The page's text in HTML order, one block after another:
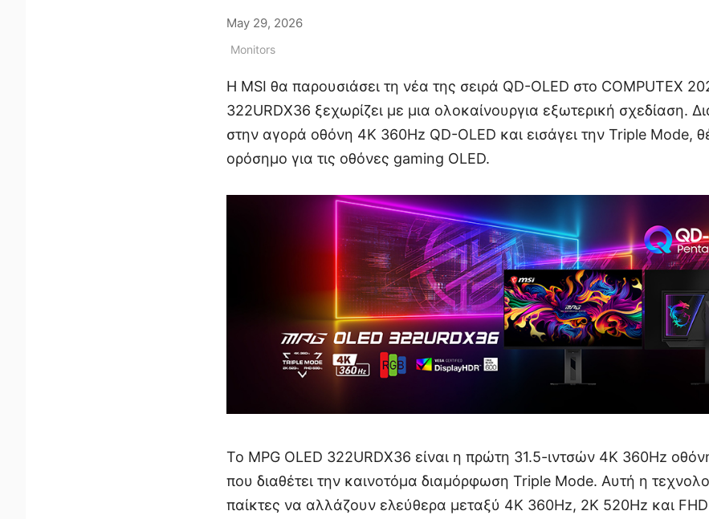
May 29, 2026
Monitors
Η MSI θα παρουσιάσει τη νέα της σειρά QD-OLED στο COMPUTEX
322URDX36 ξεχωρίζει με μια ολοκαίνουργια εξωτερική σχεδίαση.
στην αγορά οθόνη 4K 360Hz QD-OLED και εισάγει την Triple Mode,
ορόσημο για τις οθόνες gaming OLED.
Το MPG OLED 322URDX36 είναι η πρώτη 31.5-ιντσών 4K 360Hz
που διαθέτει την καινοτόμα διαμόρφωση Triple Mode. Αυτή η
παίκτες να αλλάζουν ελεύθερα μεταξύ 4K 360Hz, 2K 520Hz και